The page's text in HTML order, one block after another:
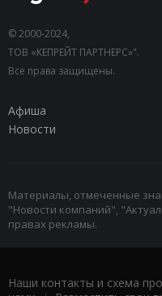
© 2000-2024,
ТОВ «КЕПРЕЙТ ПАРТНЕРС»".
Все права защищены.
Афиша
Новости
Материалы, отмеченные
"Новости компаний",
правах рекламы.
Наши контакты и схема